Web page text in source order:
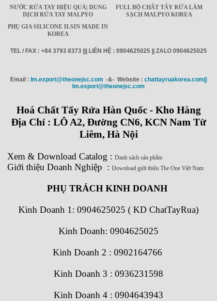
NƯỚC RỬA TAY HIỆU QUẢ| DUNG
DỊCH RỬA TAY MALPYO
FULL BỘ CHẤT TẨY RỬA LÀM
SẠCH MALPYO KOREA
PHỤ GIA SILICONE ILSIN MADE IN
KOREA
TEL / FAX : +84 3793 8373 ||| LIÊN HỆ : 0904625025 || ZALO 0904625025
Email : Im.export@theonejsc.com -&- Website : chattayruakorea.com||
Im.export@theonejsc.com
Hoá Chất Tẩy Rửa Hàn Quốc - Kho Hàng
Địa Chỉ : LÔ A2, Đường CN6, KCN Nam Từ
Liêm, Hà Nội
Xem & Download Catalog : Danh sách sản phẩm
Giới thiệu Doanh Nghiệp : Download giới thiệu The One Việt Nam
PHỤ TRÁCH KINH DOANH
Kinh Doanh 1: 0904625025 ( KD ChatTayRua)
Kinh Doanh: 0904625025
Kinh Doanh 2 : 0902164766
Kinh Doanh 3 : 0936231598
Kinh Doanh 4 : 0904643943